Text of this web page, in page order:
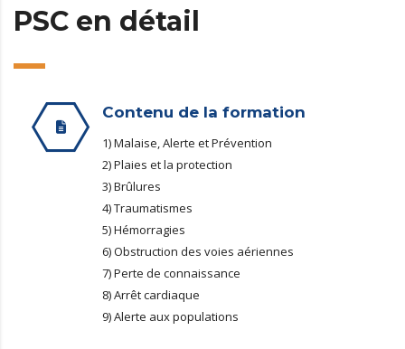
PSC en détail
Contenu de la formation
1) Malaise, Alerte et Prévention
2) Plaies et la protection
3) Brûlures
4) Traumatismes
5) Hémorragies
6) Obstruction des voies aériennes
7) Perte de connaissance
8) Arrêt cardiaque
9) Alerte aux populations